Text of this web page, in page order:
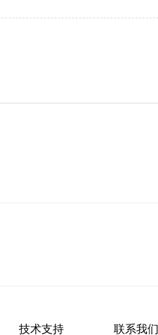
技术支持 联系我们